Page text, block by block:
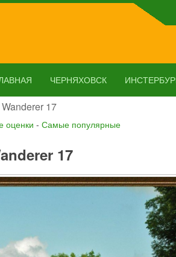
ЧЕРНЯХОВСК
Wanderer 17
оценки - Самые популярные
17